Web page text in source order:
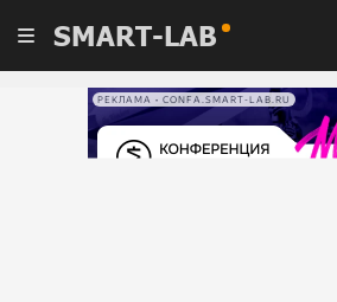
SMART-LAB
РЕКЛАМА • CONFA.SMART-LAB.RU